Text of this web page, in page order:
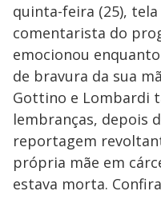
quinta-feira (25), tela
comentarista do
emocionou
de bravura da sua
Gottino e Lombardi
lembranças, depois
reportagem
própria mãe em
estava morta.